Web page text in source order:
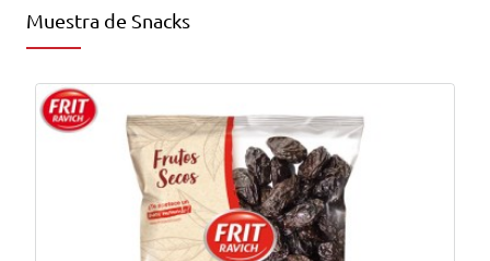
Muestra de Snacks